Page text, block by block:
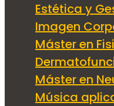
Estética y
Imagen
Máster en
Máster en
Música